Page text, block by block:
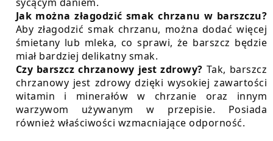
Jak można złagodzić smak chrzanu w barszczu?
Aby złagodzić smak chrzanu, można dodać więcej
śmietany lub mleka, co sprawi, że barszcz będzie
miał bardziej delikatny smak.
Czy barszcz chrzanowy jest zdrowy? Tak, barszcz
chrzanowy jest zdrowy dzięki wysokiej zawartości
witamin i minerałów w chrzanie oraz innym
warzywom używanym w przepisie. Posiada
również właściwości wzmacniające odporność.